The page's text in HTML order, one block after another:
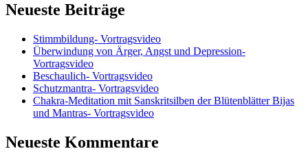
Neueste Beiträge
Stimmbildung- Vortragsvideo
Überwindung von Ärger, Angst und Depression-
Vortragsvideo
Beschaulich- Vortragsvideo
Schutzmantra- Vortragsvideo
Chakra-Meditation mit Sanskritsilben der Blütenblätter Bijas
und Mantras- Vortragsvideo
Neueste Kommentare